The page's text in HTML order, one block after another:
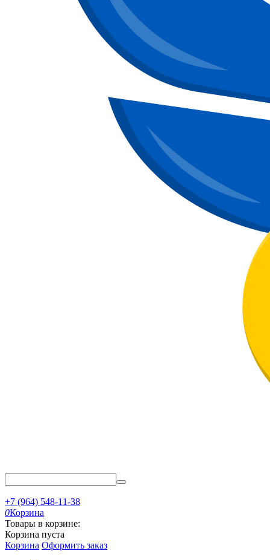
+7 (964) 548-11-38
0Корзина
Товары в корзине:
Корзина пуста
Корзина Оформить заказ